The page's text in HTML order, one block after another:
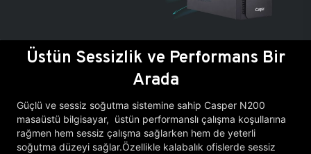
Üstün Sessizlik ve Performans Bir
Arada
Güçlü ve sessiz soğutma sistemine sahip Casper N200
masaüstü bilgisayar, üstün performanslı çalışma koşullarına
rağmen hem sessiz çalışma sağlarken hem de yeterli
soğutma düzeyi sağlar.Özellikle kalabalık ofislerde sessiz